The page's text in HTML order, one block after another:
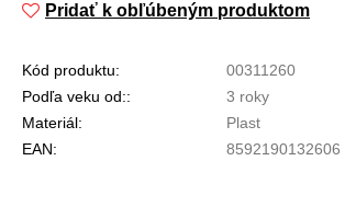
Pridať k obľúbeným produktom
Kód produktu:
00311260
Podľa veku od::
3 roky
Materiál:
Plast
EAN:
8592190132606